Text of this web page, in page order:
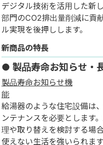
デジタル技術を活用した新
部門のCO2排出量削減に貢
ル実現を後押しします。
新商品の特長
● 製品寿命お知らせ・
製品寿命お知らせ機
能
給湯器のような住宅設備は
ンテナンスを必要とします
理や取り替えを検討する場
使えない生活を強いられます